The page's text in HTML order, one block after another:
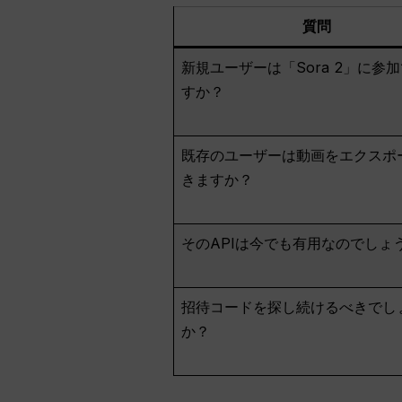
質問
新規ユーザーは「Sora 2」に参
すか？
既存のユーザーは動画をエクスポ
きますか？
そのAPIは今でも有用なのでしょ
招待コードを探し続けるべきでし
か？